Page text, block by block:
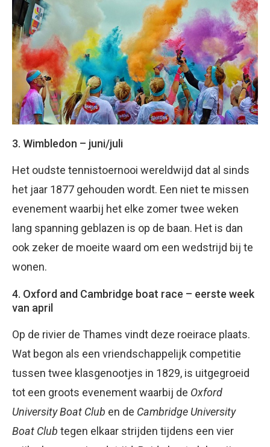
3. Wimbledon – juni/juli
Het oudste tennistoernooi wereldwijd dat al sinds
het jaar 1877 gehouden wordt. Een niet te missen
evenement waarbij het elke zomer twee weken
lang spanning geblazen is op de baan. Het is dan
ook zeker de moeite waard om een wedstrijd bij te
wonen.
4. Oxford and Cambridge boat race – eerste week
van april
Op de rivier de Thames vindt deze roeirace plaats.
Wat begon als een vriendschappelijk competitie
tussen twee klasgenootjes in 1829, is uitgegroeid
tot een groots evenement waarbij de Oxford
University Boat Club en de Cambridge University
Boat Club tegen elkaar strijden tijdens een vier